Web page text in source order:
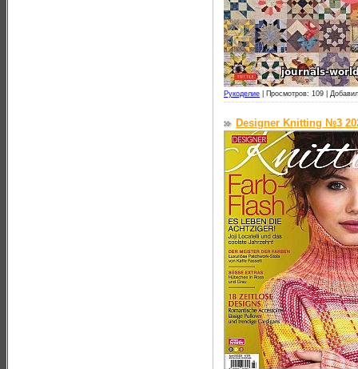
Рукоделие Просмотров: 109 |
Designer Knitting №3